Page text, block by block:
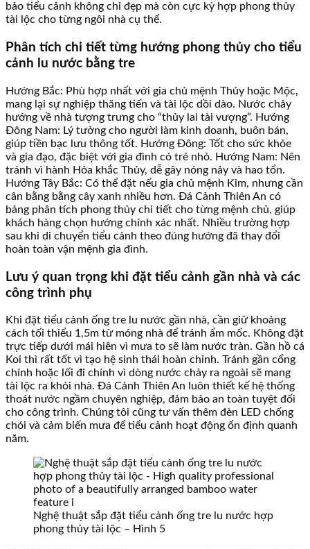
bảo tiểu cảnh không chỉ đẹp mà còn cực kỳ hợp phong thủy
tài lộc cho từng ngôi nhà cụ thể.
Phân tích chi tiết từng hướng phong thủy cho tiểu
cảnh lu nước bằng tre
Hướng Bắc: Phù hợp nhất với gia chủ mệnh Thủy hoặc Mộc,
mang lại sự nghiệp thăng tiến và tài lộc dồi dào. Nước chảy
hướng về nhà tượng trưng cho “thủy lai tài vượng”. Hướng
Đông Nam: Lý tưởng cho người làm kinh doanh, buôn bán,
giúp tiền bạc lưu thông tốt. Hướng Đông: Tốt cho sức khỏe
và gia đạo, đặc biệt với gia đình có trẻ nhỏ. Hướng Nam: Nên
tránh vì hành Hỏa khắc Thủy, dễ gây nóng nảy và hao tổn.
Hướng Tây Bắc: Có thể đặt nếu gia chủ mệnh Kim, nhưng cần
cân bằng bằng cây xanh nhiều hơn. Đá Cảnh Thiên An có
bảng phân tích phong thủy chi tiết cho từng mệnh chủ, giúp
khách hàng chọn hướng chính xác nhất. Nhiều trường hợp
sau khi di chuyển tiểu cảnh theo đúng hướng đã thay đổi
hoàn toàn vận mệnh gia đình.
Lưu ý quan trọng khi đặt tiểu cảnh gần nhà và các
công trình phụ
Khi đặt tiểu cảnh ống tre lu nước gần nhà, cần giữ khoảng
cách tối thiểu 1,5m từ móng nhà để tránh ẩm mốc. Không đặt
trực tiếp dưới mái hiên vì mưa to sẽ làm nước tràn. Gần hồ cá
Koi thì rất tốt vì tạo hệ sinh thái hoàn chỉnh. Tránh gần cổng
chính hoặc lối đi chính vì dòng nước chảy ra ngoài sẽ mang
tài lộc ra khỏi nhà. Đá Cảnh Thiên An luôn thiết kế hệ thống
thoát nước ngầm chuyên nghiệp, đảm bảo an toàn tuyệt đối
cho công trình. Chúng tôi cũng tư vấn thêm đèn LED chống
chói và cảm biến mưa để tiểu cảnh hoạt động ổn định quanh
năm.
Nghệ thuật sắp đặt tiểu cảnh ống tre lu nước hợp
phong thủy tài lộc – Hình 5